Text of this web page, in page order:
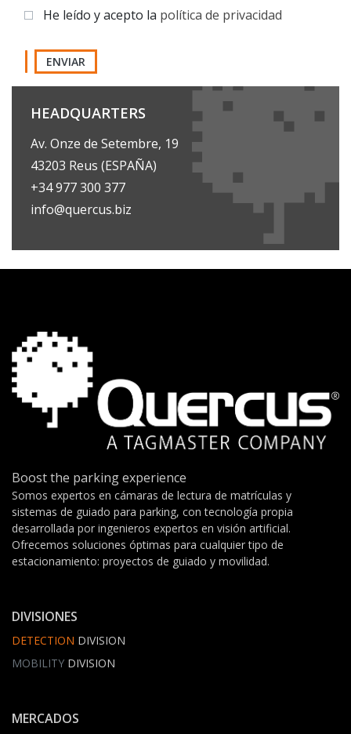
He leído y acepto la política de privacidad
ENVIAR
HEADQUARTERS
Av. Onze de Setembre, 19
43203 Reus (ESPAÑA)
+34 977 300 377
info@quercus.biz
Boost the parking experience
Somos expertos en cámaras de lectura de matrículas y
sistemas de guiado para parking, con tecnología propia
desarrollada por ingenieros expertos en visión artificial.
Ofrecemos soluciones óptimas para cualquier tipo de
estacionamiento: proyectos de guiado y movilidad.
DIVISIONES
DETECTION DIVISION
MOBILITY DIVISION
MERCADOS